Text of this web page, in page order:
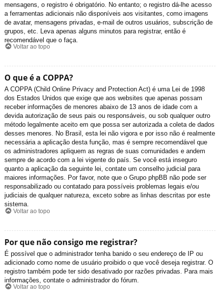
mensagens, o registro é obrigatório. No entanto; o registro dá-lhe acesso
a ferramentas adicionais não disponíveis aos visitantes, como imagens
de avatar, mensagens privadas, e-mail de outros usuários, subscrição de
grupos, etc. Leva apenas alguns minutos para registrar, então é
recomendável que o faça.
Voltar ao topo
O que é a COPPA?
A COPPA (Child Online Privacy and Protection Act) é uma Lei de 1998
dos Estados Unidos que exige que aos websites que apenas possam
receber informações de menores abaixo de 13 anos de idade com a
devida autorização de seus pais ou responsáveis, ou sob qualquer outro
método legalmente aceito em que possa ser autorizada a coleta de dados
desses menores. No Brasil, esta lei não vigora e por isso não é realmente
necessária a aplicação desta função, mas é sempre recomendável que
os administradores apliquem as regras de suas comunidades e andem
sempre de acordo com a lei vigente do país. Se você está inseguro
quanto a aplicação da seguinte lei, contate um conselho judicial para
maiores informações. Por favor, note que o Grupo phpBB não pode ser
responsabilizado ou contatado para possíveis problemas legais e/ou
judiciais de qualquer natureza, exceto sobre as linhas descritas por este
sistema.
Voltar ao topo
Por que não consigo me registrar?
É possível que o administrador tenha banido o seu endereço de IP ou
adicionado como nome de usuário proibido o que você deseja registrar. O
registro também pode ter sido desativado por razões privadas. Para mais
informações, contate o administrador do fórum.
Voltar ao topo